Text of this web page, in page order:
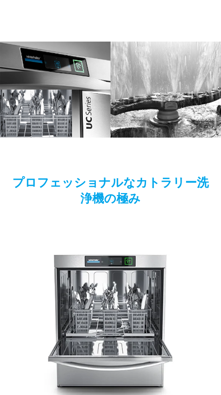
プロフェッショナルなカトラリー洗
浄機の極み